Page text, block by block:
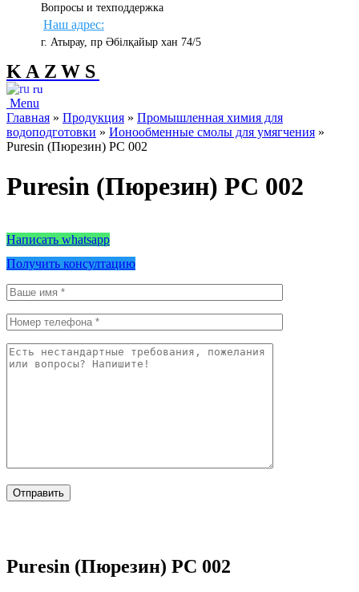
Вопросы и техподдержка
Наш адрес:
г. Атырау, пр Әбілқайыр хан 74/5
KAZWS
ru
Menu
Главная » Продукция » Промышленная химия для
водоподготовки » Ионообменные смолы для умягчения »
Puresin (Пюрезин) PC 002
Puresin (Пюрезин) PC 002
Написать whatsapp
Получить консултацию
Puresin (Пюрезин) PC 002